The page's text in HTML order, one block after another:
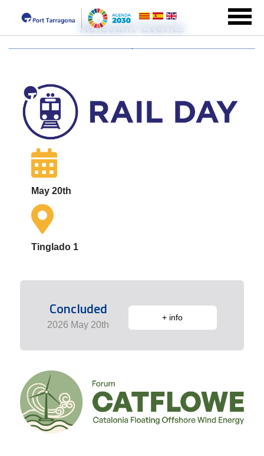
Relevant Events
May 20th
Tinglado 1
Concluded
2026 May 20th
+ info